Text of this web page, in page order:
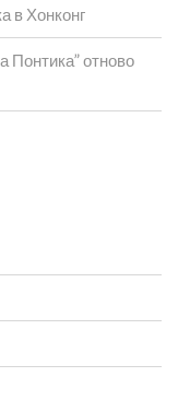
в Хонконг
Понтика” отново